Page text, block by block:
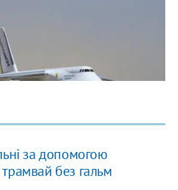
за допомогою
без гальм